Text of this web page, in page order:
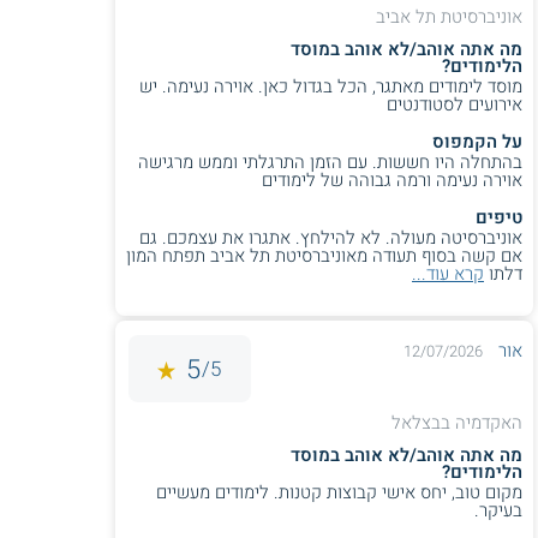
אוניברסיטת תל-אביב –
ראשון באוניברסיטת תל-אביב הוא חמש שנים. במהלך
הלימודים לוקחים הסטודנטים חלק בקורסים אקדמיים וכן
בשיעורים מעשיים שבהם מפתחים את היצירתיות והכישורים
האדריכליים ולומדים להתמודד עם אתגרים בתכנון ועיצוב של
מבנים. כמו כן, בתכנית נושאים ממדעי החברה והרוח כדי
לספק לסטודנטים כלים לבניה יעילה ונכונה מבחינה חברתית
ואקולוגית. באוניברסיטת תל-אביב ניתן גם ללמוד לתואר שני
הטכניון (חיפה) –בטכניון נערכת תכנית לתואר באדריכלות
שבה לומדים תחילה תואר ראשון עיוני במדעי הארכיטקטורה
מורשת בנויה, אדריכלות בת קיימא, בנייה ירוקה ועוד. ישנה
אפשרות לשילוב הלימודים עם לימודי תכנון עיר ואזור.
SCE המכללה האקדמית להנדסה ע"ש סמי שמעון (באר
במכללה מתקיים תואר ראשון שבו שמים דגש על
תחומים כגון בינוי ערים, סביבה, חברה, וטכנולוגיה אדריכלית.
במוסד הלימוד שואפים להכשיר אדריכלים למתן מענה
להתפתחות המואצת בדרום הארץ ובבאר שבע.
אוניברסיטת תל אביב
מה אתה אוהב/לא אוהב במוסד
הלימודים?
מוסד לימודים מאתגר, הכל בגדול כאן. אוירה נעימה. יש
אירועים לסטודנטים
על הקמפוס
בהתחלה היו חששות. עם הזמן התרגלתי וממש מרגישה
אוירה נעימה ורמה גבוהה של לימודים
טיפים
אוניברסיטה מעולה. לא להילחץ. אתגרו את עצמכם. גם
אם קשה בסוף תעודה מאוניברסיטת תל אביב תפתח המון
דלתו קרא עוד...
אור 12/07/2026
5/
5
האקדמיה בבצלאל
מה אתה אוהב/לא אוהב במוסד
הלימודים?
מקום טוב, יחס אישי קבוצות קטנות. לימודים מעשיים
בעיקר.